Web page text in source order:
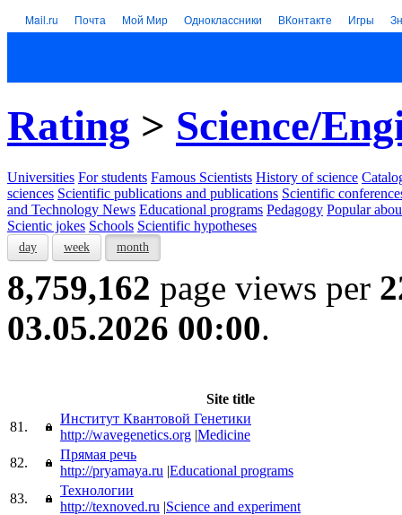
Mail.ru Почта Мой Мир Одноклассники ВКонтакте Игры
Rating > Science/
Universities For students Famous Scientists History of science
sciences Scientific publications and publications Scientific
and Technology News Educational programs Pedagogy Popular
Scientic jokes Schools Scientific hypotheses
day week month
8,759,162 page views per
03.05.2026 00:00.
Site title
81.
Институт Квантовой Генетики
http://wavegenetics.org |Medicine
82.
Прямая речь
http://pryamaya.ru |Educational programs
83.
Технологии
http://texnoved.ru |Science and experiment